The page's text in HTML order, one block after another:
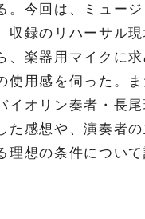
。今回は、ミュー
収録のリハーサル
、楽器用マイクに
使用感を伺った。ま
イオリン奏者・長尾
た感想や、演奏者
理想の条件につい